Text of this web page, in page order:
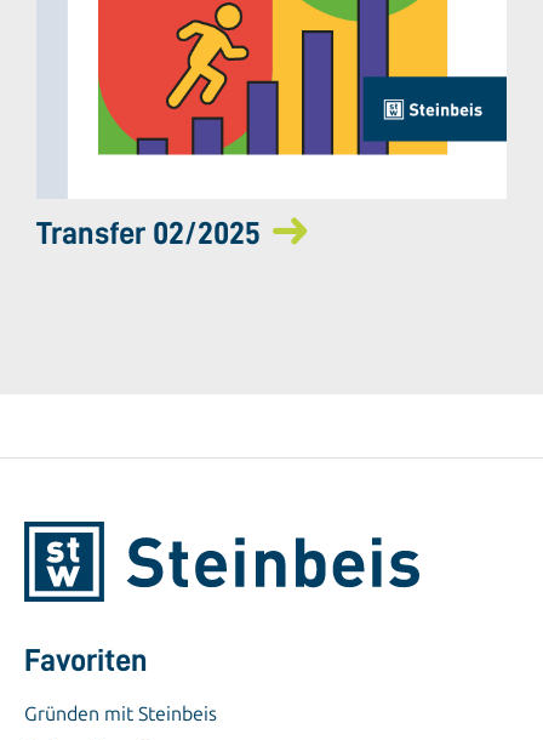
Transfer 02/2025
Favoriten
Gründen mit Steinbeis